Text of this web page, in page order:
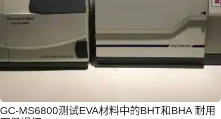
GC-MS6800测试EVA材料中的BHT和BHA 耐用